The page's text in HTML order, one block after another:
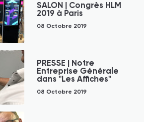
SALON | Congrès HLM
2019 à Paris
08 Octobre 2019
PRESSE | Notre
Entreprise Générale
dans "Les Affiches"
08 Octobre 2019